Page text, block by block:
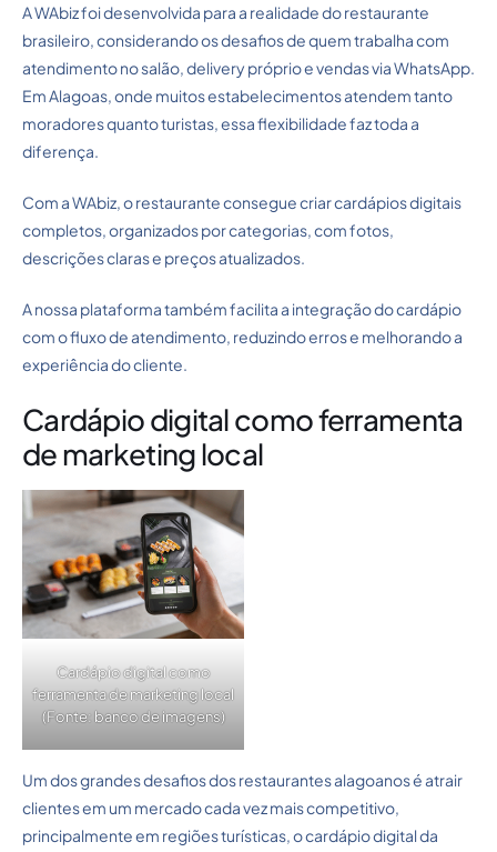
A WAbiz foi desenvolvida para a realidade do restaurante
brasileiro, considerando os desafios de quem trabalha com
atendimento no salão, delivery próprio e vendas via WhatsApp.
Em Alagoas, onde muitos estabelecimentos atendem tanto
moradores quanto turistas, essa flexibilidade faz toda a
diferença.
Com a WAbiz, o restaurante consegue criar cardápios digitais
completos, organizados por categorias, com fotos,
descrições claras e preços atualizados.
A nossa plataforma também facilita a integração do cardápio
com o fluxo de atendimento, reduzindo erros e melhorando a
experiência do cliente.
Cardápio digital como ferramenta
de marketing local
Cardápio digital como
ferramenta de marketing local
(Fonte: banco de imagens)
Um dos grandes desafios dos restaurantes alagoanos é atrair
clientes em um mercado cada vez mais competitivo,
principalmente em regiões turísticas, o cardápio digital da